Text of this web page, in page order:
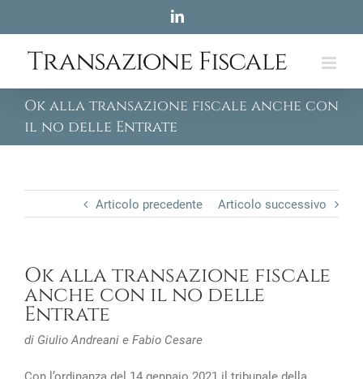
content
LinkedIn
Ok alla transazione fiscale anche con
il no delle Entrate
Articolo precedente Articolo successivo
Ok alla transazione fiscale
anche con il no delle
Entrate
di Giulio Andreani e Fabio Cesare